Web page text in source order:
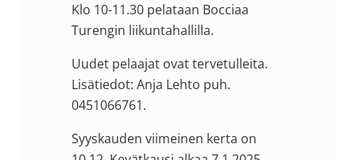
Klo 10-11.30 pelataan Bocciaa
Turengin liikuntahallilla.
Uudet pelaajat ovat tervetulleita.
Lisätiedot: Anja Lehto puh.
0451066761.
Syyskauden viimeinen kerta on